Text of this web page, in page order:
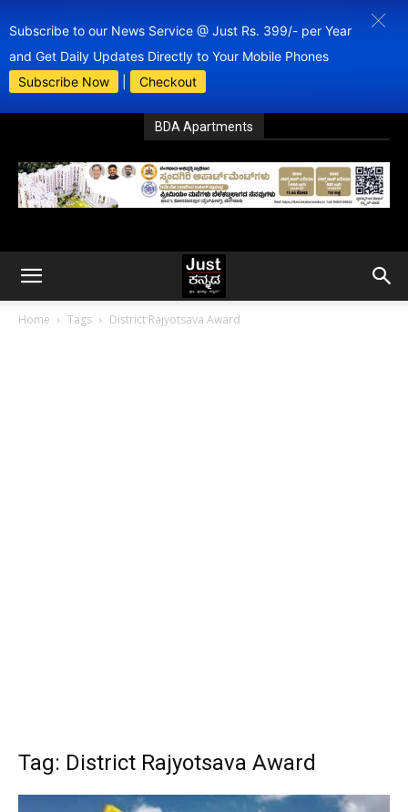
Subscribe to our News Service @ Just Rs. 399/- per Year
and Get Daily Updates Directly to Your Mobile Phones
Subscribe Now
Checkout
BDA Apartments
Home Tags District Rajyotsava Award
Tag: District Rajyotsava Award